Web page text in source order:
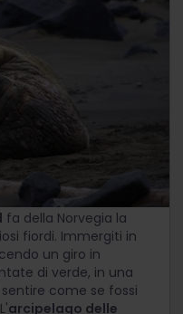
fa della Norvegia la
fiordi. Immergiti in
un giro in
di verde, in una
come se fossi
arcipelago delle